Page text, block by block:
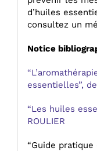
d’huiles
consultez un
Notice
essentielles”,
“Les huiles
ROULIER
“Guide